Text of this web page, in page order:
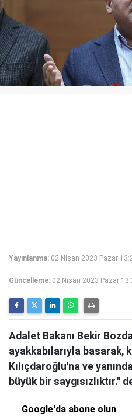
Yayınlanma: 02 Nisan 2023 Pazar
Güncelleme: 02 Nisan 2023 Pazar
Adalet Bakanı Bekir
ayakkabılarıyla basarak,
Kılıçdaroğlu'na ve
büyük bir saygısızlıktır."
Google'da abone olun